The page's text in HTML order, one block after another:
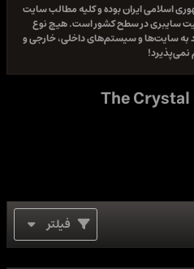
اسلامی ایران بوده و کلیه مطالب سایت
سایبری در سطح کشور است. هیچ نوع
به سایت‌ها و سیستم‌های داخلی، خارجی و
نمی‌پذیرد!
The
فیلتر